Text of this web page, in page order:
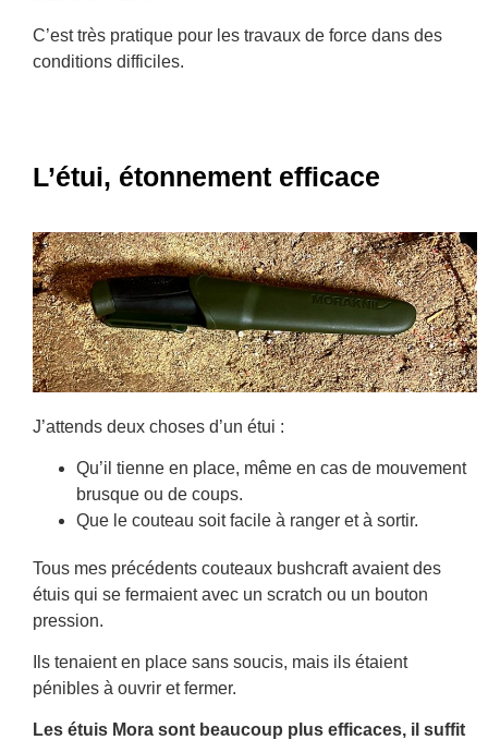
C’est très pratique pour les travaux de force dans des
conditions difficiles.
L’étui, étonnement efficace
J’attends deux choses d’un étui :
Qu’il tienne en place, même en cas de mouvement
brusque ou de coups.
Que le couteau soit facile à ranger et à sortir.
Tous mes précédents couteaux bushcraft avaient des
étuis qui se fermaient avec un scratch ou un bouton
pression.
Ils tenaient en place sans soucis, mais ils étaient
pénibles à ouvrir et fermer.
Les étuis Mora sont beaucoup plus efficaces, il suffit